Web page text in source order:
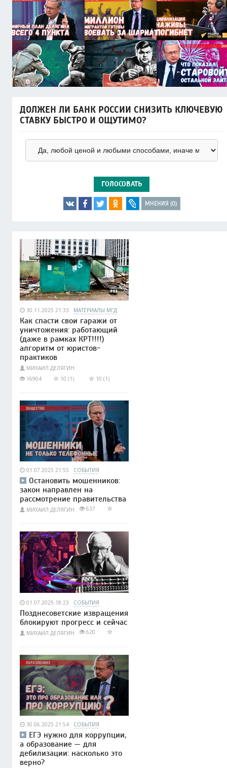
ДОЛЖЕН ЛИ БАНК РОССИИ СНИЗИТЬ КЛЮЧЕВУЮ
СТАВКУ БЫСТРО И ОЩУТИМО?
ГОЛОСОВАТЬ
МНЕНИЯ (0)
30.11.2025 21:33 МАТЕРИАЛЫ МГД
Как спасти свои гаражи от
уничтожения: работающий
(даже в рамках КРТ!!!!)
алгоритм от юристов-
практиков
МИХАИЛ ДЕЛЯГИН
16904
10 (1) 10 (1)
01.07.2025 21:55 СОБЫТИЯ
Остановить мошенников:
закон направлен на
рассмотрение правительства
МИХАИЛ ДЕЛЯГИН 637
01.07.2025 18:23 СОБЫТИЯ
Позднесоветские извращения
блокируют прогресс и сейчас
МИХАИЛ ДЕЛЯГИН 620
30.06.2025 21:54 СОБЫТИЯ
ЕГЭ нужно для коррупции,
а образование — для
дебилизации: насколько это
верно?